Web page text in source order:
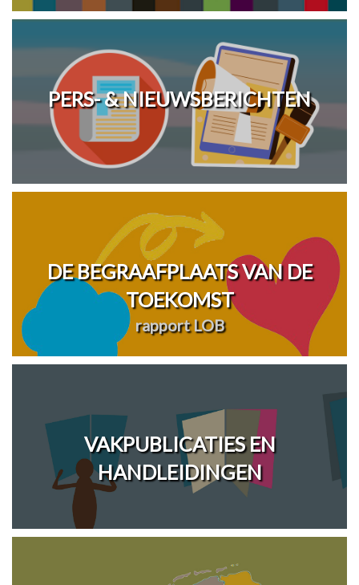
PERS- & NIEUWSBERICHTEN
DE BEGRAAFPLAATS VAN DE
TOEKOMST
rapport LOB
VAKPUBLICATIES EN
HANDLEIDINGEN